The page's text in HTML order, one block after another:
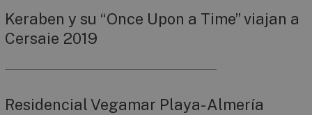
Keraben y su “Once Upon a Time” viajan a
Cersaie 2019
Residencial Vegamar Playa- Almería